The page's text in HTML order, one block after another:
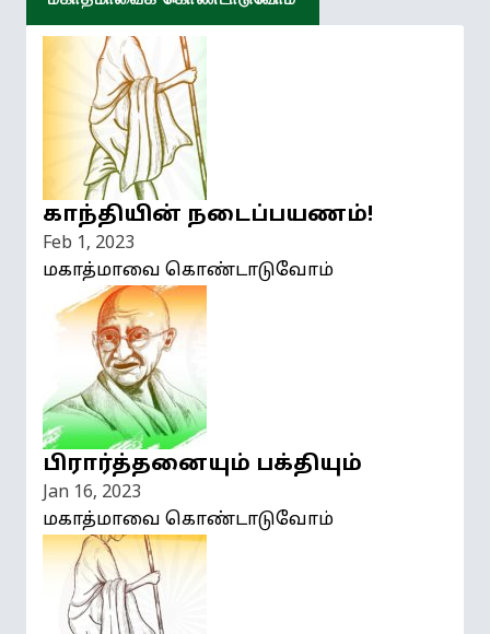
காந்தியின் நடைப்பயணம்!
Feb 1, 2023
மகாத்மாவை கொண்டாடுவோம்
பிரார்த்தனையும் பக்தியும்
Jan 16, 2023
மகாத்மாவை கொண்டாடுவோம்